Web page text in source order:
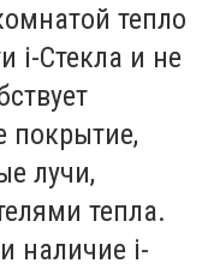
тепло
i-Стекла и не
покрытие,
лучи,
тепла.
наличие i-